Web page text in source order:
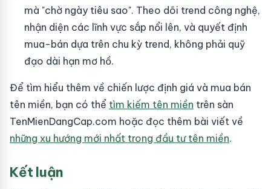
mà "chờ ngày tiêu sao". Theo dõi trend công nghệ,
nhận diện các lĩnh vực sắp nổi lên, và quyết định
mua-bán dựa trên chu kỳ trend, không phải quỹ
đạo dài hạn mơ hồ.
Để tìm hiểu thêm về chiến lược định giá và mua bán
tên miền, bạn có thể tìm kiếm tên miền trên sàn
TenMienDangCap.com hoặc đọc thêm bài viết về
những xu hướng mới nhất trong đầu tư tên miền.
Kết luận